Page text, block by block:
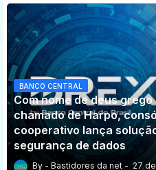
BANCO CENTRAL
Com nome de deus
chamado de Harpo,
cooperativo lança
segurança de dados
Bastidores da net 27